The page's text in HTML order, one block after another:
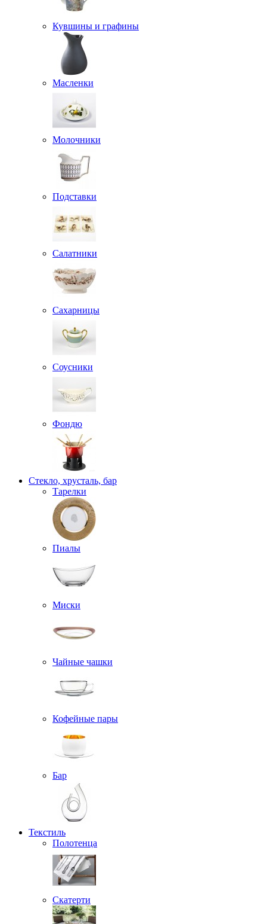
Кувшины и графины
Масленки
Молочники
Подставки
Салатники
Сахарницы
Соусники
Фондю
Стекло, хрусталь, бар
Тарелки
Пиалы
Миски
Чайные чашки
Кофейные пары
Бар
Текстиль
Полотенца
Скатерти